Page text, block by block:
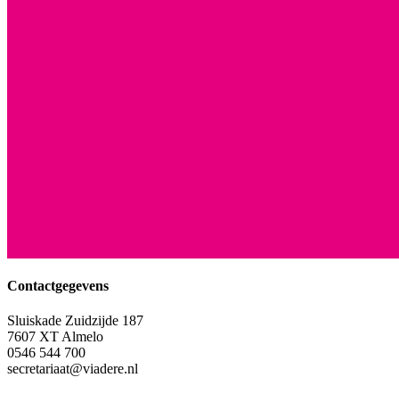
Contactgegevens
Sluiskade Zuidzijde 187
7607 XT Almelo
0546 544 700
secretariaat@viadere.nl